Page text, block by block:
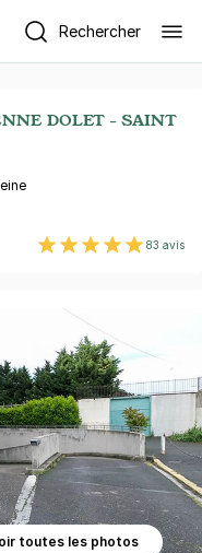
Rechercher
DOLET - SAINT
83 avis
toutes les photos